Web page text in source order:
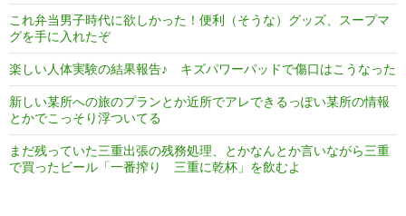
これ弁当男子時代に欲しかった！便利（そうな）グッズ、スープマ
グを手に入れたぞ
楽しい人体実験の結果報告♪ キズパワーパッドで傷口はこうなった
新しい某所への旅のプランとか近所でアレできるっぽい某所の情報
とかでこっそり浮ついてる
まだ残っていた三重出張の残務処理、とかなんとか言いながら三重
で買ったビール「一番搾り 三重に乾杯」を飲むよ